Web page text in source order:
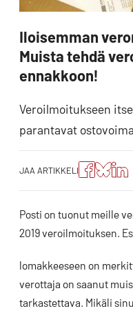
Iloisemman
Muista tehdä
ennakkoon!
Veroilmoitukseen
parantavat
JAA ARTIKKELI
Jaa
artikkeli
Jaa
Posti on tuonut meille
2019 veroilmoituksen.
lomakkeeseen on
verottaja on saanut
tarkastettava. Mikäli